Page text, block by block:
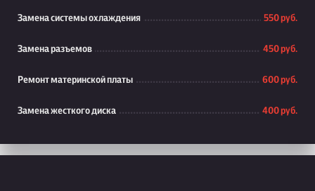
Замена системы охлаждения 550 руб.
Замена разъемов 450 руб.
Ремонт материнской платы 600 руб.
Замена жесткого диска 400 руб.